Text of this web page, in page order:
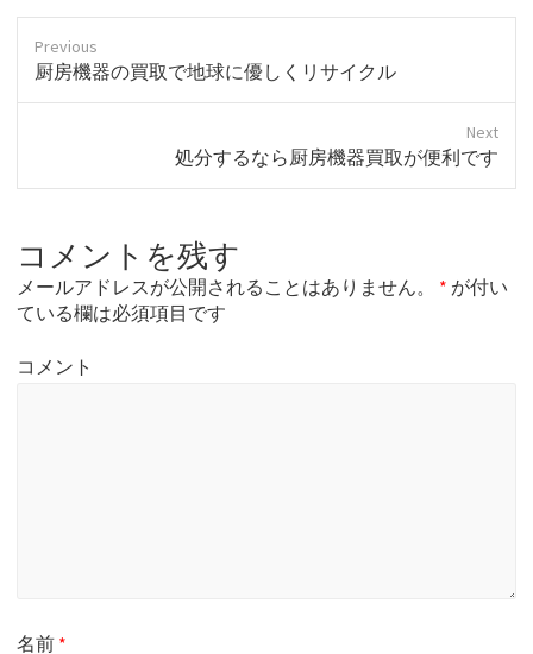
Previous
P
o
p
o
s
厨房機器の買取で地球に優しくリサイクル
Next
p
o
t
処分するなら厨房機器買取が便利です
コメントを残す
メールアドレスが公開されることはありません。 * が付い
ている欄は必須項目です
コメント
名前 *